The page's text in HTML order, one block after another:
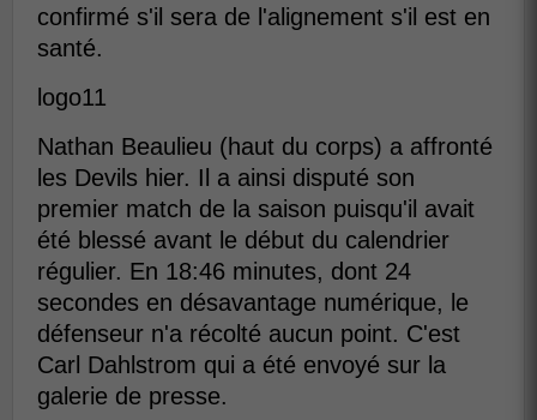
confirmé s'il sera de l'alignement s'il est en
santé.
logo11
Nathan Beaulieu (haut du corps) a affronté
les Devils hier. Il a ainsi disputé son
premier match de la saison puisqu'il avait
été blessé avant le début du calendrier
régulier. En 18:46 minutes, dont 24
secondes en désavantage numérique, le
défenseur n'a récolté aucun point. C'est
Carl Dahlstrom qui a été envoyé sur la
galerie de presse.